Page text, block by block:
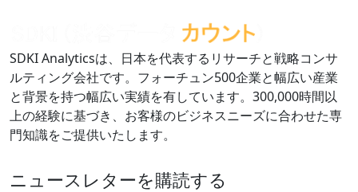
SDKI Analyticsは、日本を代表するリサーチと戦略コンサ
ルティング会社です。フォーチュン500企業と幅広い産業
と背景を持つ幅広い実績を有しています。300,000時間以
上の経験に基づき、お客様のビジネスニーズに合わせた専
門知識をご提供いたします。
ニュースレターを購読する